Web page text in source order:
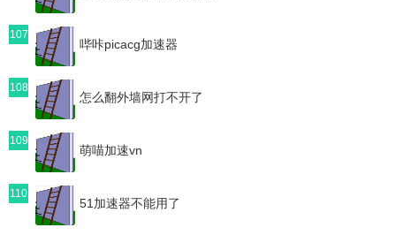
107
哔咔picacg加速器
108
怎么翻外墙网打不开了
109
萌喵加速vn
110
51加速器不能用了